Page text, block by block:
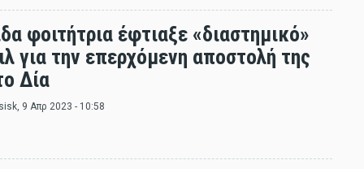
φοιτήτρια έφτιαξε «διαστημικό»
για την επερχόμενη αποστολή της
Δία
, 9 Απρ 2023 - 10:58